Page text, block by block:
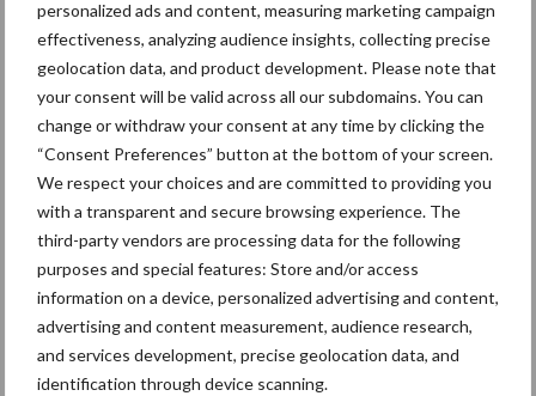
personalized ads and content, measuring marketing campaign
effectiveness, analyzing audience insights, collecting precise
geolocation data, and product development. Please note that
your consent will be valid across all our subdomains. You can
change or withdraw your consent at any time by clicking the
“Consent Preferences” button at the bottom of your screen.
We respect your choices and are committed to providing you
with a transparent and secure browsing experience. The
third-party vendors are processing data for the following
purposes and special features: Store and/or access
information on a device, personalized advertising and content,
advertising and content measurement, audience research,
and services development, precise geolocation data, and
identification through device scanning.
Oakfield Solom Footloose EX-96, Supreme Champion WDE
Aanbevolen voor jou!
Van onze partner AI Total
DG ROMANO P RED
nieuwkomer in de
indexdraai met hoog vet- en
eiwitgehalte
Van onze partner AI Total
Dochtergroep Andy-Red